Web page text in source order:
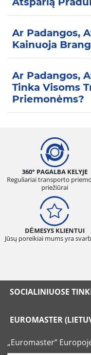
Ar Padangos,
Kainuoja
Ar Padangos,
Tinka Visoms
Priemonėms?
360° PAGALBA KELYJE
Reguliariai transporto
priežiūrai
DĖMESYS KLIENTUI
Jūsų poreikiai mums yra
SOCIALINIUOSE
EUROMASTER
„Euromaster“